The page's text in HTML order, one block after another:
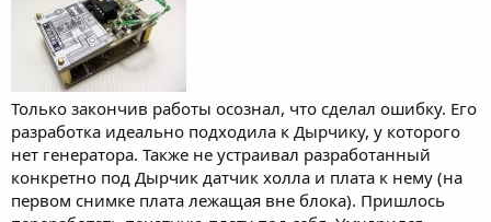
Только закончив работы осознал, что сделал ошибку. Его
разработка идеально подходила к Дырчику, у которого
нет генератора. Также не устраивал разработанный
конкретно под Дырчик датчик холла и плата к нему (на
первом снимке плата лежащая вне блока). Пришлось